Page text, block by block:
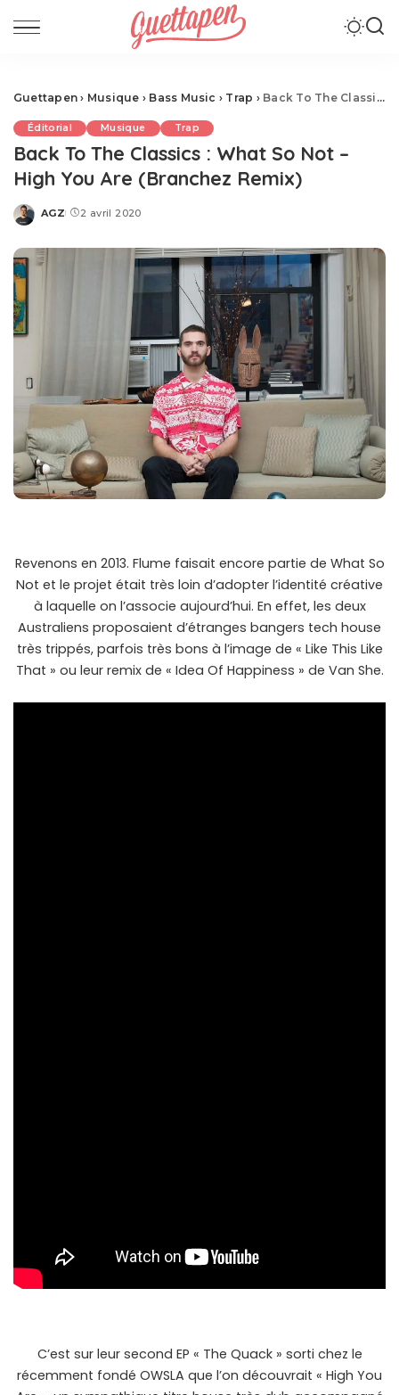
Guettapen › Musique › Bass Music › Trap › Back To The Classics : What So Not – High You Are (Branchez Remix)
Éditorial Musique Trap
Back To The Classics : What So Not –
High You Are (Branchez Remix)
Posted
AGZ 2 avril 2020
Revenons en 2013. Flume faisait encore partie de What So
Not et le projet était très loin d’adopter l’identité créative
à laquelle on l’associe aujourd’hui. En effet, les deux
Australiens proposaient d’étranges bangers tech house
très trippés, parfois très bons à l’image de « Like This Like
That » ou leur remix de « Idea Of Happiness » de Van She.
C’est sur leur second EP « The Quack » sorti chez le
récemment fondé OWSLA que l’on découvrait « High You